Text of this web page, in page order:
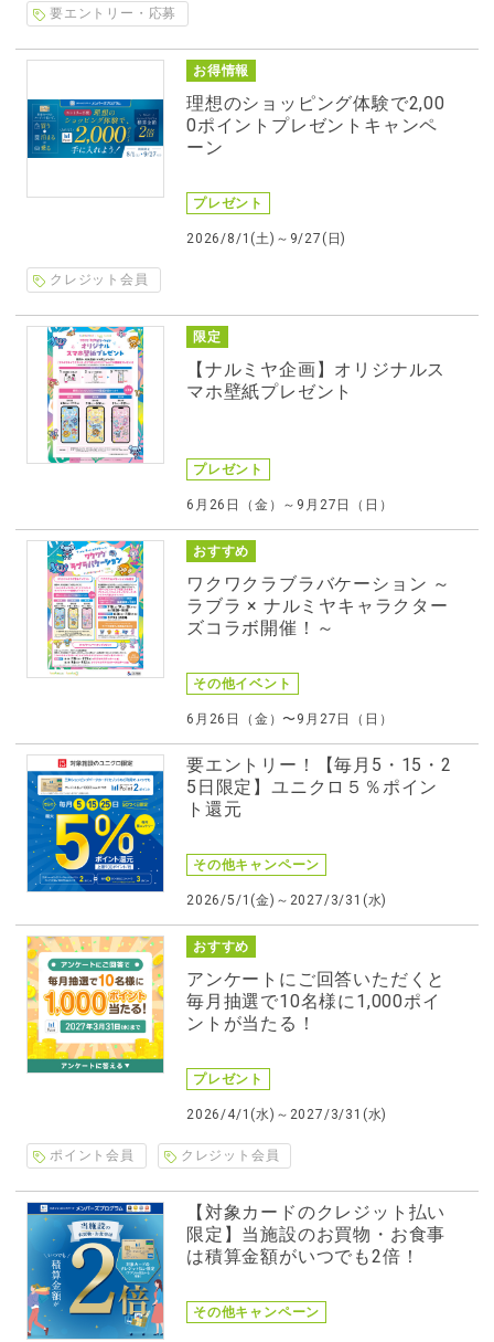
要エントリー・応募
お得情報
理想のショッピング体験で2,00
0ポイントプレゼントキャンペ
ーン
プレゼント
2026/8/1(土)～9/27(日)
クレジット会員
限定
【ナルミヤ企画】オリジナルス
マホ壁紙プレゼント
プレゼント
6月26日（金）～9月27日（日）
おすすめ
ワクワクラブラバケーション ～
ラブラ × ナルミヤキャラクター
ズコラボ開催！～
その他イベント
6月26日（金）〜9月27日（日）
要エントリー！【毎月5・15・2
5日限定】ユニクロ５％ポイン
ト還元
その他キャンペーン
2026/5/1(金)～2027/3/31(水)
おすすめ
アンケートにご回答いただくと
毎月抽選で10名様に1,000ポイ
ントが当たる！
プレゼント
2026/4/1(水)～2027/3/31(水)
ポイント会員 クレジット会員
【対象カードのクレジット払い
限定】当施設のお買物・お食事
は積算金額がいつでも2倍！
その他キャンペーン